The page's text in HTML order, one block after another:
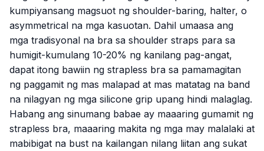
kumpiyansang magsuot ng shoulder-baring, halter, o
asymmetrical na mga kasuotan. Dahil umaasa ang
mga tradisyonal na bra sa shoulder straps para sa
humigit-kumulang 10-20% ng kanilang pag-angat,
dapat itong bawiin ng strapless bra sa pamamagitan
ng paggamit ng mas malapad at mas matatag na band
na nilagyan ng mga silicone grip upang hindi malaglag.
Habang ang sinumang babae ay maaaring gumamit ng
strapless bra, maaaring makita ng mga may malalaki at
mabibigat na bust na kailangan nilang liitan ang sukat